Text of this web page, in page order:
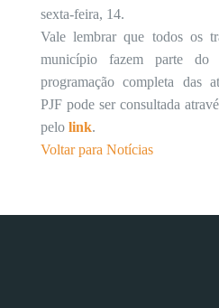
sexta-feira, 14.
Vale lembrar que todos os
município fazem parte do
programação completa das
PJF pode ser consultada
pelo link.
Voltar para Notícias